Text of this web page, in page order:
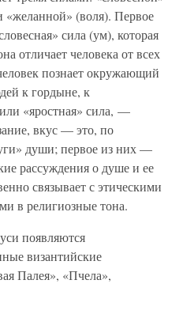
«желанной» (воля). Первое
сила (ум), которая
отличает человека от всех
познает окружающий
к гордыне, к
«яростная» сила, —
вкус — это, по
души; первое из них —
рассуждения о душе и ее
связывает с этическими
в религиозные тона.
появляются
византийские
Палея», «Пчела»,